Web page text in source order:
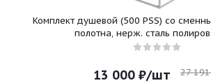
Комплект душевой (500 PSS) со
полотна, нерж. сталь
13 000 ₽/шт 27 191